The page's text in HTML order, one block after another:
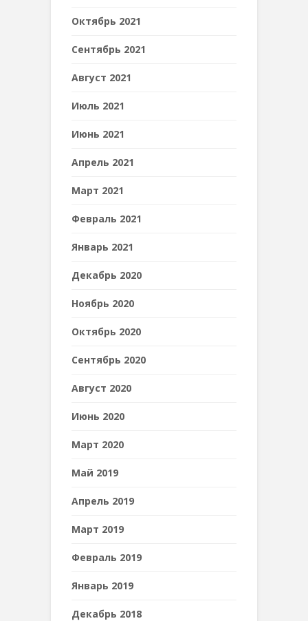
Октябрь 2021
Сентябрь 2021
Август 2021
Июль 2021
Июнь 2021
Апрель 2021
Март 2021
Февраль 2021
Январь 2021
Декабрь 2020
Ноябрь 2020
Октябрь 2020
Сентябрь 2020
Август 2020
Июнь 2020
Март 2020
Май 2019
Апрель 2019
Март 2019
Февраль 2019
Январь 2019
Декабрь 2018